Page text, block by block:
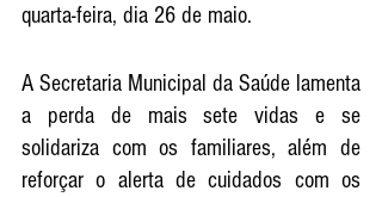
quarta-feira, dia 26 de maio.
A Secretaria Municipal da Saúde lamenta
a perda de mais sete vidas e se
solidariza com os familiares, além de
reforçar o alerta de cuidados com os